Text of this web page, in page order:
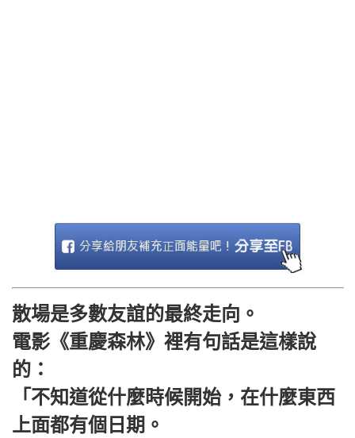
散場是多數友誼的最終走向。
電影《重慶森林》裡有句話是這樣說
的：
「不知道從什麼時候開始，在什麼東西
上面都有個日期。